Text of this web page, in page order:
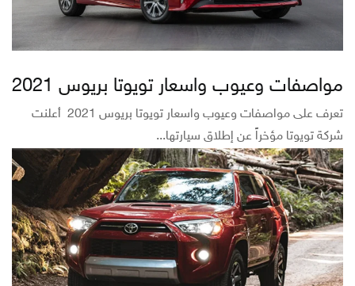
مواصفات وعيوب واسعار تويوتا بريوس 2021
تعرف على مواصفات وعيوب واسعار تويوتا بريوس 2021 أعلنت
شركة تويوتا مؤخراً عن إطلاق سيارتها...